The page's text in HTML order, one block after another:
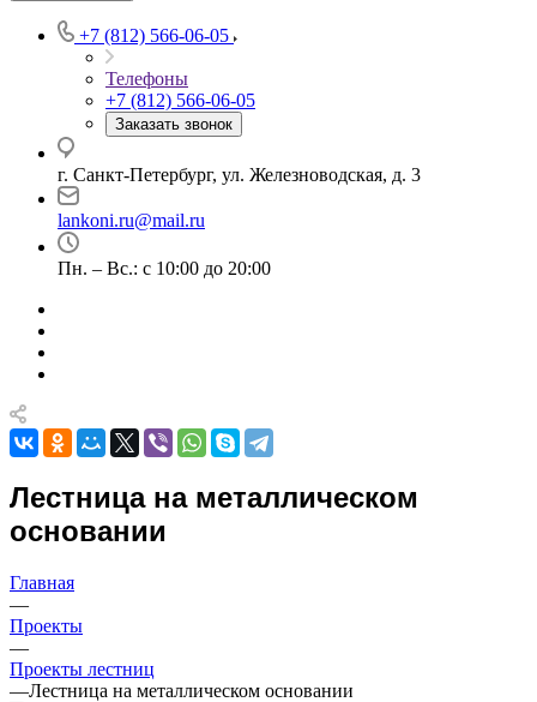
+7 (812) 566-06-05
Телефоны
+7 (812) 566-06-05
Заказать звонок
г. Санкт-Петербург, ул. Железноводская, д. 3
lankoni.ru@mail.ru
Пн. – Вс.: с 10:00 до 20:00
Лестница на металлическом
основании
Главная
—
Проекты
—
Проекты лестниц
—Лестница на металлическом основании